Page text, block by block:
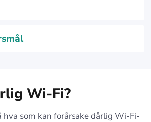
Wi-Fi?
hva som kan forårsake dårlig Wi-Fi-